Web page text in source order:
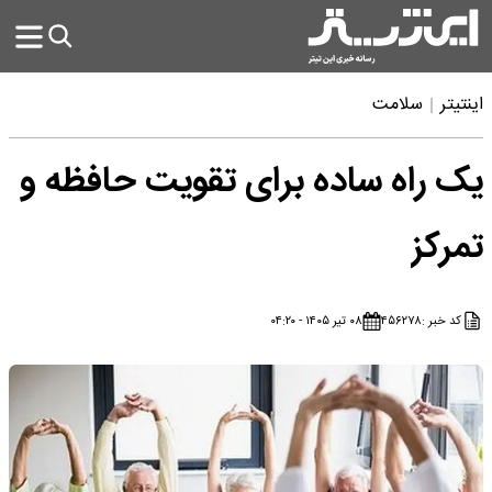
اینتیتر سلامت
یک راه ساده برای تقویت حافظه و
تمرکز
کد خبر :۴۵۶۲۷۸ ۰۸ تیر ۱۴۰۵ - ۰۴:۲۰